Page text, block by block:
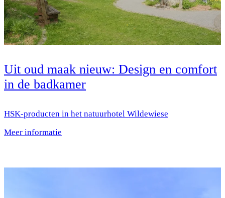
Uit oud maak nieuw: Design en comfort
in de badkamer
HSK-producten in het natuurhotel Wildewiese
Meer informatie